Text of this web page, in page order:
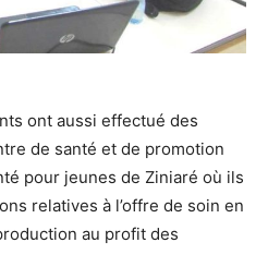
ont aussi effectué des
de santé et de promotion
pour jeunes de Ziniaré où ils
relatives à l’offre de soin en
au profit des